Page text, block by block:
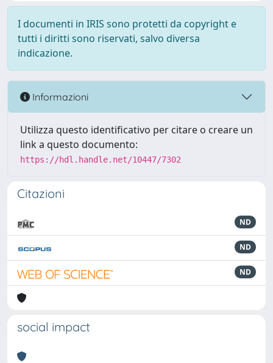
I documenti in IRIS sono protetti da copyright e
tutti i diritti sono riservati, salvo diversa
indicazione.
Informazioni
Utilizza questo identificativo per citare o creare un
link a questo documento:
https://hdl.handle.net/10447/7302
Citazioni
ND
ND
ND
social impact